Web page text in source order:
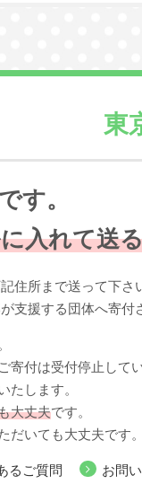
東
です。
入れて送
住所まで送って下さ
支援する団体へ寄付
寄付は受付停止してい
たします。
大丈夫です。
だいても大丈夫です。
るご質問 お問